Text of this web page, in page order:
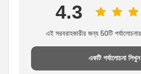
4.3
এই সরবরাহকারীর জন্য 50টি
একটি পর্যালোচনা লিখুন